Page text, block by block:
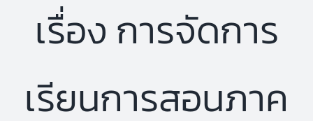
เรื่อง การจัดการ
เรียนการสอนภาค